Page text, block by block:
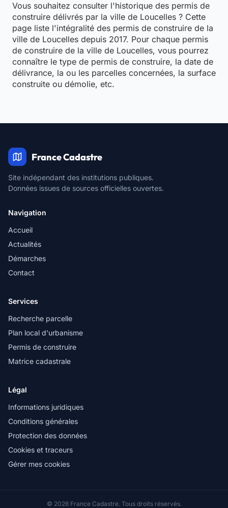
Vous souhaitez consulter l'historique des permis de
construire délivrés par la ville de Loucelles ? Cette
page liste l'intégralité des permis de construire de la
ville de Loucelles depuis 2017. Pour chaque permis
de construire de la ville de Loucelles, vous pourrez
connaître le type de permis de construire, la date de
délivrance, la ou les parcelles concernées, la surface
construite ou démolie, etc.
France Cadastre
Site indépendant des institutions publiques.
Données issues de sources officielles ouvertes.
Navigation
Accueil
Actualités
Démarches
Contact
Services
Recherche parcelle
Plan local d'urbanisme
Permis de construire
Matrice cadastrale
Légal
Informations juridiques
Conditions générales
Protection des données
Cookies et traceurs
Gérer mes cookies
© 2026 France Cadastre. Tous droits réservés.